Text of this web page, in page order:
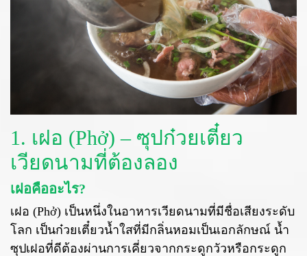
1. เฝอ (Phở) – ซุปก๋วยเตี๋ยว
เวียดนามที่ต้องลอง
เฝอคืออะไร?
เฝอ (Phở) เป็นหนึ่งในอาหารเวียดนามที่มีชื่อเสียงระดับ
โลก เป็นก๋วยเตี๋ยวน้ำใสที่มีกลิ่นหอมเป็นเอกลักษณ์ น้ำ
ซุปเฝอที่ดีต้องผ่านการเคี่ยวจากกระดูกวัวหรือกระดูก